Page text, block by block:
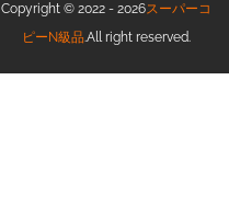
Copyright © 2022 - 2026スーパーコ
ピーN級品.All right reserved.